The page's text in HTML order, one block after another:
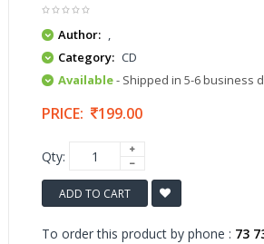
Author: ,
Category: CD
Available- Shipped in 5-6 business
PRICE: 199.00
Qty:
ADD TO CART
To order this product by phone : 73